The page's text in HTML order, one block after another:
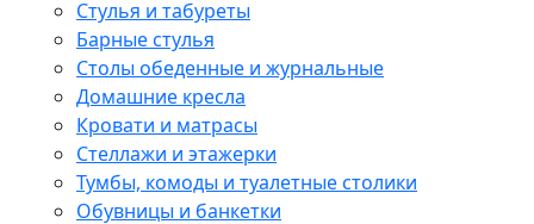
Стулья и табуреты
Барные стулья
Столы обеденные и журнальные
Домашние кресла
Кровати и матрасы
Стеллажи и этажерки
Тумбы, комоды и туалетные столики
Обувницы и банкетки